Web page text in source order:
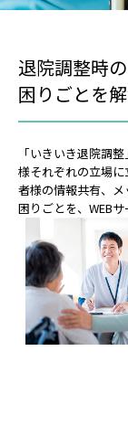
退院調整時
困りごとを
「いきいき退院調
様それぞれの立場
者様の情報共有、
困りごとを、WEB